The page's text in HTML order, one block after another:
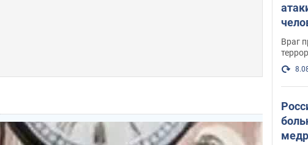
Враг